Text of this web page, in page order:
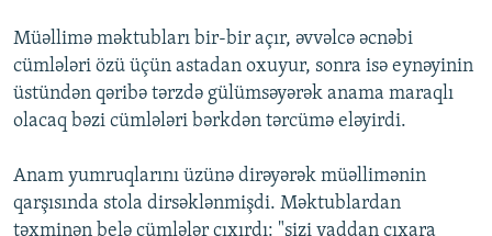
Müəllimə məktubları bir-bir açır, əvvəlcə əcnəbi
cümlələri özü üçün astadan oxuyur, sonra isə eynəyinin
üstündən qəribə tərzdə gülümsəyərək anama maraqlı
olacaq bəzi cümlələri bərkdən tərcümə eləyirdi.
Anam yumruqlarını üzünə dirəyərək müəllimənin
qarşısında stola dirsəklənmişdi. Məktublardan
təxminən belə cümlələr çıxırdı: "sizi yaddan çıxara